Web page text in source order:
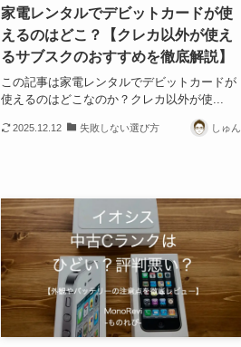
家電レンタルでデビットカードが使
えるのはどこ？【クレカ以外が使え
るサブスクのおすすめを徹底解説】
この記事は家電レンタルでデビットカードが
使えるのはどこなのか？クレカ以外が使...
2025.12.12 失敗しない選び方 しゅん